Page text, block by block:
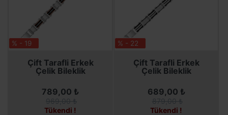
% - 19
Çift Tarafli Erkek
Çelik Bileklik
SEPETE EKLE
789,00 ₺
Tükendi !
% - 22
Çift Tarafli Erkek
Çelik Bileklik
SEPETE EKLE
689,00 ₺
Tükendi !